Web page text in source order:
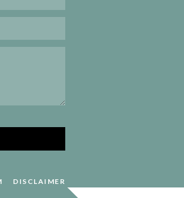
DISCLAIMER